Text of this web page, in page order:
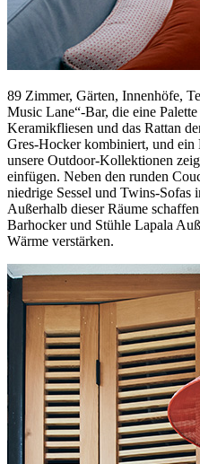
89 Zimmer, Gärten, Innenhöfe,
Music Lane“-Bar, die eine
Keramikfliesen und das Rattan
Gres-Hocker kombiniert, und
unsere Outdoor-Kollektionen
einfügen. Neben den runden
niedrige Sessel und Twins-Sofas
Außerhalb dieser Räume
Barhocker und Stühle Lapala
Wärme verstärken.